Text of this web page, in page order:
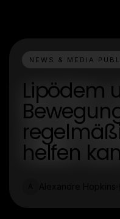
NEWS & MEDIA
Lipödem
helfen